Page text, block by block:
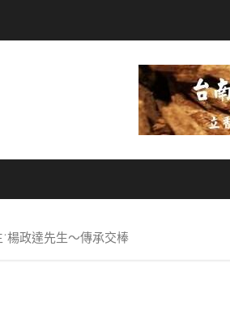
楊政達先生～傳承交棒